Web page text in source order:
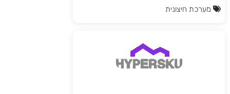
מערכת חיצונית